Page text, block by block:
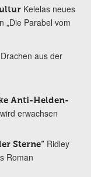
Kelelas neues
„Die Parabel vom
Drachen aus der
Anti-Helden-
erwachsen
Sterne“ Ridley
Roman